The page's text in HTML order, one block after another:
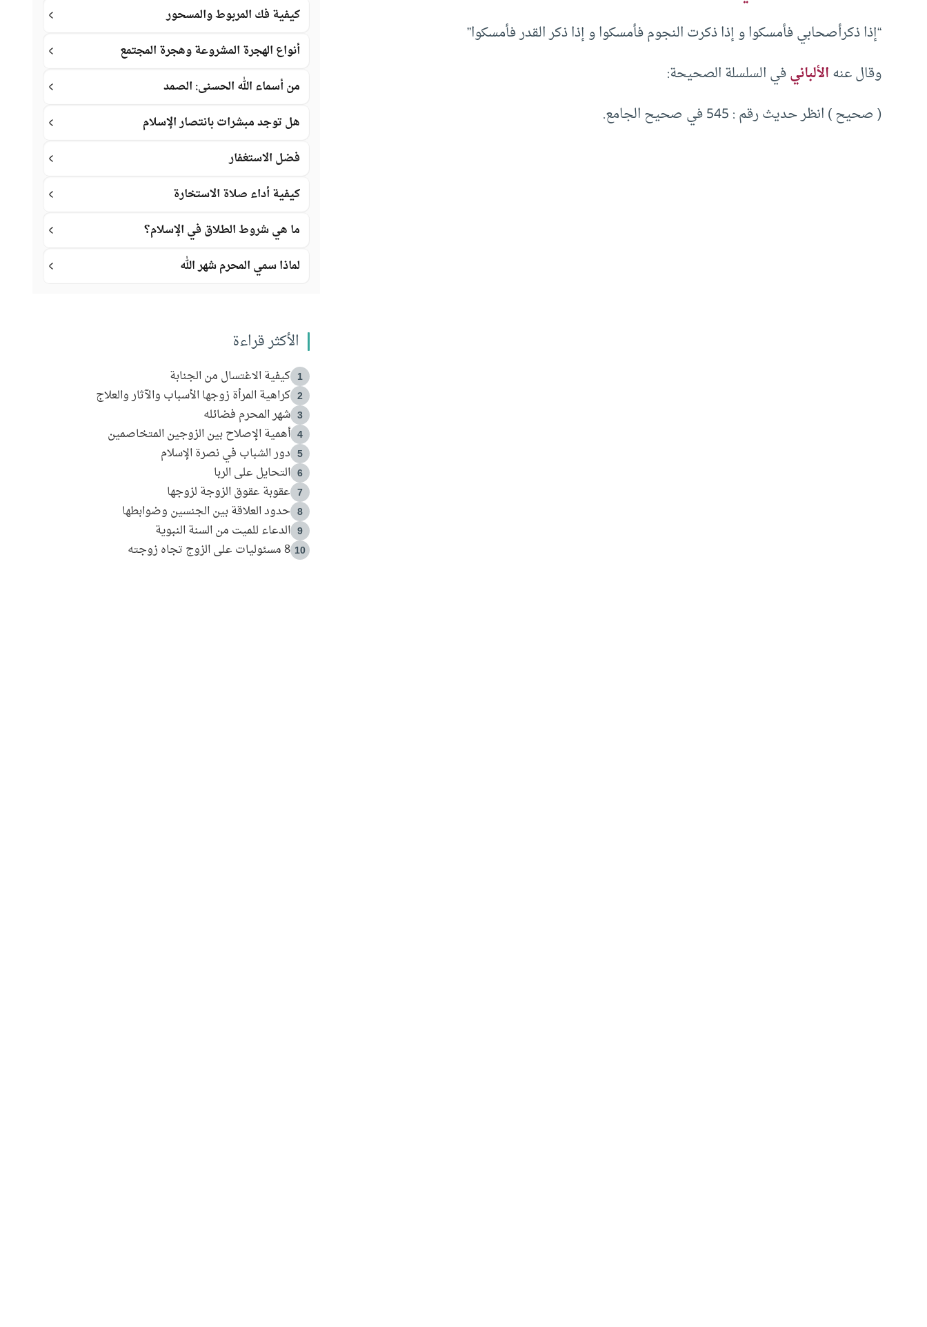
“إذا ذكرأصحابي فأمسكوا و إذا ذكرت النجوم فأمسكوا و إذا ذكر القدر فأمسكوا”
وقال عنهالألبانيفي السلسلة الصحيحة:
( صحيح ) انظر حديث رقم : 545 في صحيح الجامع.
كيفية فك المربوط والمسحور
أنواع الهجرة المشروعة وهجرة المجتمع
من أسماء الله الحسنى: الصمد
هل توجد مبشرات بانتصار الإسلام
فضل الاستغفار
كيفية أداء صلاة الاستخارة
ما هي شروط الطلاق في الإسلام؟
لماذا سمي المحرم شهر الله
الأكثر قراءة
1 كيفية الاغتسال من الجنابة
2 كراهية المرأة زوجها الأسباب والآثار والعلاج
3 شهر المحرم فضائله
4 أهمية الإصلاح بين الزوجين المتخاصمين
5 دور الشباب في نصرة الإسلام
6 التحايل على الربا
7 عقوبة عقوق الزوجة لزوجها
8 حدود العلاقة بين الجنسين وضوابطها
9 الدعاء للميت من السنة النبوية
10 8 مسئوليات على الزوج تجاه زوجته